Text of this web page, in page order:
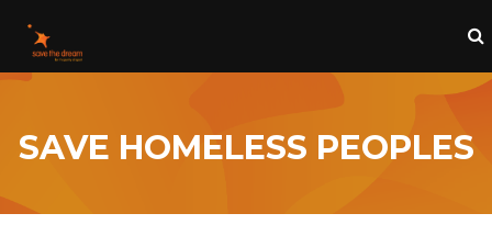
SAVE HOMELESS PEOPLES